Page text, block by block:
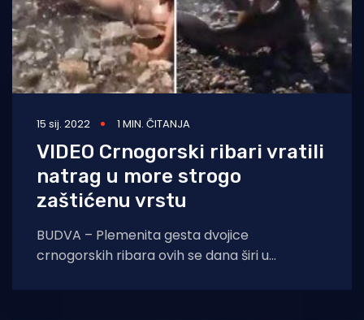
Ribolov
Ekologija
Tradicija i kultura
15 sij. 2022 1 MIN. ČITANJA
VIDEO Crnogorski ribari vratili
natrag u more strogo
zaštićenu vrstu
BUDVA – Plemenita gesta dvojice
crnogorskih ribara ovih se dana širi u
mrežama. Oni su naime vratili